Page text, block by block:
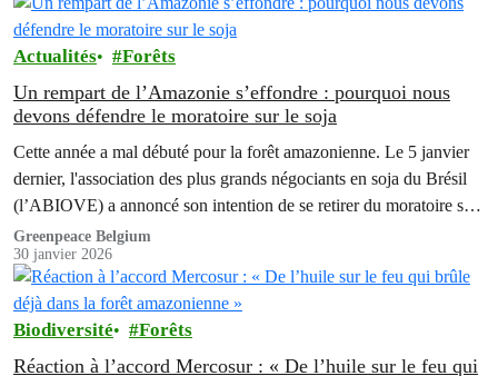
Actualités Forêts
Un rempart de l’Amazonie s’effondre : pourquoi nous
devons défendre le moratoire sur le soja
Cette année a mal débuté pour la forêt amazonienne. Le 5 janvier
dernier, l'association des plus grands négociants en soja du Brésil
(l’ABIOVE) a annoncé son intention de se retirer du moratoire sur
le soja. Cet accord, considéré comme un des boucliers les plus
efficaces pour protéger la forêt tropicale, risque soudainement de
disparaître.
Greenpeace Belgium
30 janvier 2026
Biodiversité Forêts
Réaction à l’accord Mercosur : « De l’huile sur le feu qui